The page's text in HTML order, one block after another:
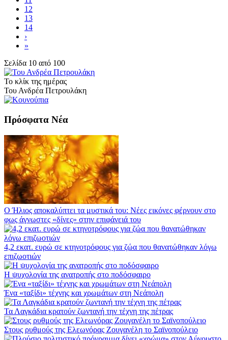
12
13
14
›
»
Σελίδα 10 από 100
Το κλίκ της ημέρας
Του Ανδρέα Πετρουλάκη
Πρόσφατα Νέα
Ο Ήλιος αποκαλύπτει τα μυστικά του: Νέες εικόνες φέρνουν στο
φως άγνωστες «δίνες» στην επιφάνειά του
4,2 εκατ. ευρώ σε κτηνοτρόφους για ζώα που θανατώθηκαν λόγω
επιζωοτιών
Η ψυχολογία της ανατροπής στο ποδόσφαιρο
Ένα «ταξίδι» τέχνης και χρωμάτων στη Νεάπολη
Τα Λαγκάδια κρατούν ζωντανή την τέχνη της πέτρας
Στους ρυθμούς της Ελεωνόρας Ζουγανέλη το Σαϊνοπούλειο